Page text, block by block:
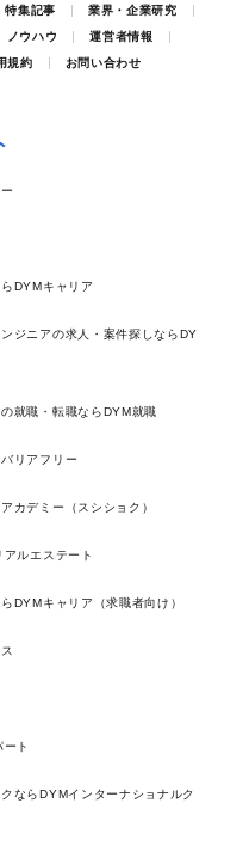
特集記事
業界・企業研究
ノウハウ
運営者情報
規約 お問い合わせ
DYMキャリア
ジニアの求人・案件探しならDY
就職・転職ならDYM就職
リアフリー
カデミー（スシショク）
ルエステート
DYMキャリア（求職者向け）
ト
ならDYMインターナショナルク